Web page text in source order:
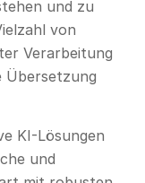
und zu
von
Verarbeitung
Übersetzung
KI-Lösungen
und